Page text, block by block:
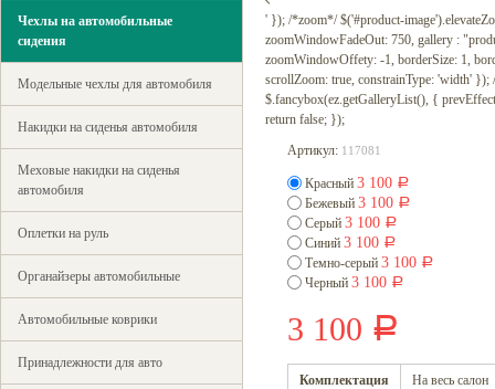
Чехлы на автомобильные
сидения
Модельные чехлы для автомобиля
Накидки на сиденья автомобиля
Меховые накидки на сиденья
автомобиля
Оплетки на руль
Органайзеры автомобильные
Автомобильные коврики
Принадлежности для авто
' }); /*zoom*/ $('#product-
zoomWindowFadeOut: 750, gallery :
zoomWindowOffety: -1, borderSize: 1,
scrollZoom: true, constrainType: 'width'
$.fancybox(ez.getGalleryList(), {
return false; });
Артикул: 117081
Красный 3 100 Р
Бежевый 3 100 Р
Серый 3 100 Р
Синий 3 100 Р
Темно-серый 3 100 Р
Черный 3 100 Р
3 100 Р
Комплектация На весь салон